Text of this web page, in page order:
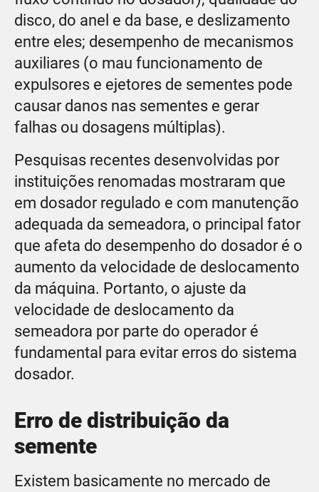
disco, do anel e da base, e deslizamento
entre eles; desempenho de mecanismos
auxiliares (o mau funcionamento de
expulsores e ejetores de sementes pode
causar danos nas sementes e gerar
falhas ou dosagens múltiplas).
Pesquisas recentes desenvolvidas por
instituições renomadas mostraram que
em dosador regulado e com manutenção
adequada da semeadora, o principal fator
que afeta do desempenho do dosador é o
aumento da velocidade de deslocamento
da máquina. Portanto, o ajuste da
velocidade de deslocamento da
semeadora por parte do operador é
fundamental para evitar erros do sistema
dosador.
Erro de distribuição da
semente
Existem basicamente no mercado de